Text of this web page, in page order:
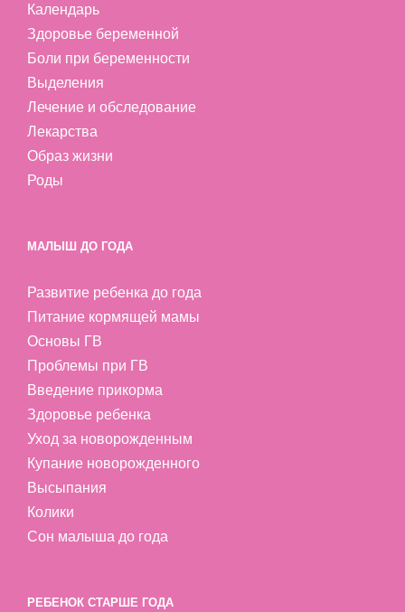
Календарь
Здоровье беременной
Боли при беременности
Выделения
Лечение и обследование
Лекарства
Образ жизни
Роды
МАЛЫШ ДО ГОДА
Развитие ребенка до года
Питание кормящей мамы
Основы ГВ
Проблемы при ГВ
Введение прикорма
Здоровье ребенка
Уход за новорожденным
Купание новорожденного
Высыпания
Колики
Сон малыша до года
РЕБЕНОК СТАРШЕ ГОДА